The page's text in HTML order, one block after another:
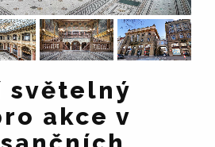
světelný
akce v